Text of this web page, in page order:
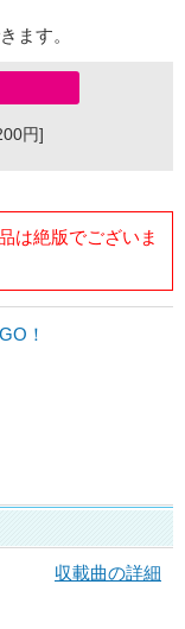
ます。
円]
は絶版でございま
！
収載曲の詳細